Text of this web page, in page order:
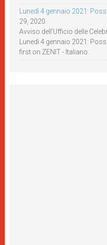
Lunedì 4 gennaio 2021:
29, 2020
Avviso dell’Ufficio delle
Lunedì 4 gennaio 2021:
first on ZENIT - Italiano.